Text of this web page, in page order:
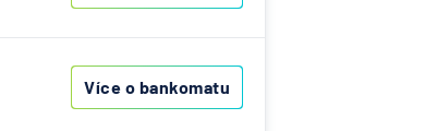
Více o bankomatu